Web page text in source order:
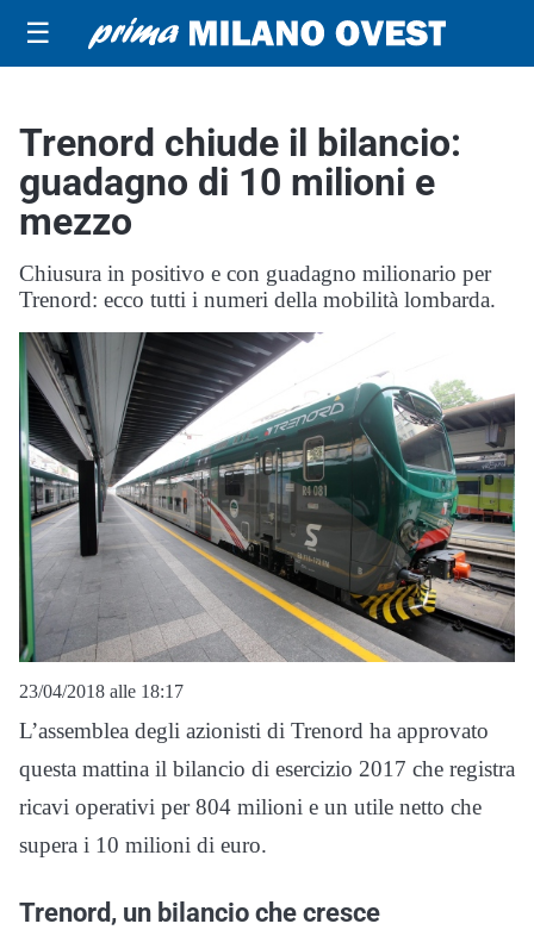
☰
Trenord chiude il bilancio:
guadagno di 10 milioni e
mezzo
Chiusura in positivo e con guadagno milionario per
Trenord: ecco tutti i numeri della mobilità lombarda.
23/04/2018 alle 18:17
L’assemblea degli azionisti di Trenord ha approvato
questa mattina il bilancio di esercizio 2017 che registra
ricavi operativi per 804 milioni e un utile netto che
supera i 10 milioni di euro.
Trenord, un bilancio che cresce